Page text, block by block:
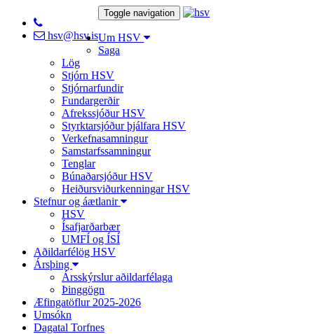
hsv@hsv.is
Toggle navigation
Um HSV
Saga
Lög
Stjórn HSV
Stjórnarfundir
Fundargerðir
Afrekssjóður HSV
Styrktarsjóður þjálfara HSV
Verkefnasamningur
Samstarfssamningur
Tenglar
Búnaðarsjóður HSV
Heiðursviðurkenningar HSV
Stefnur og áætlanir
HSV
Ísafjarðarbær
UMFÍ og ÍSÍ
Aðildarfélög HSV
Ársþing
Ársskýrslur aðildarfélaga
Þinggögn
Æfingatöflur 2025-2026
Umsókn
Dagatal Torfnes